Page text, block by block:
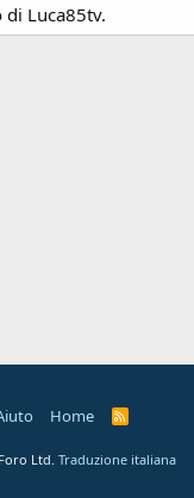
Luca85tv.
Home
R
Ltd. Traduzione italiana